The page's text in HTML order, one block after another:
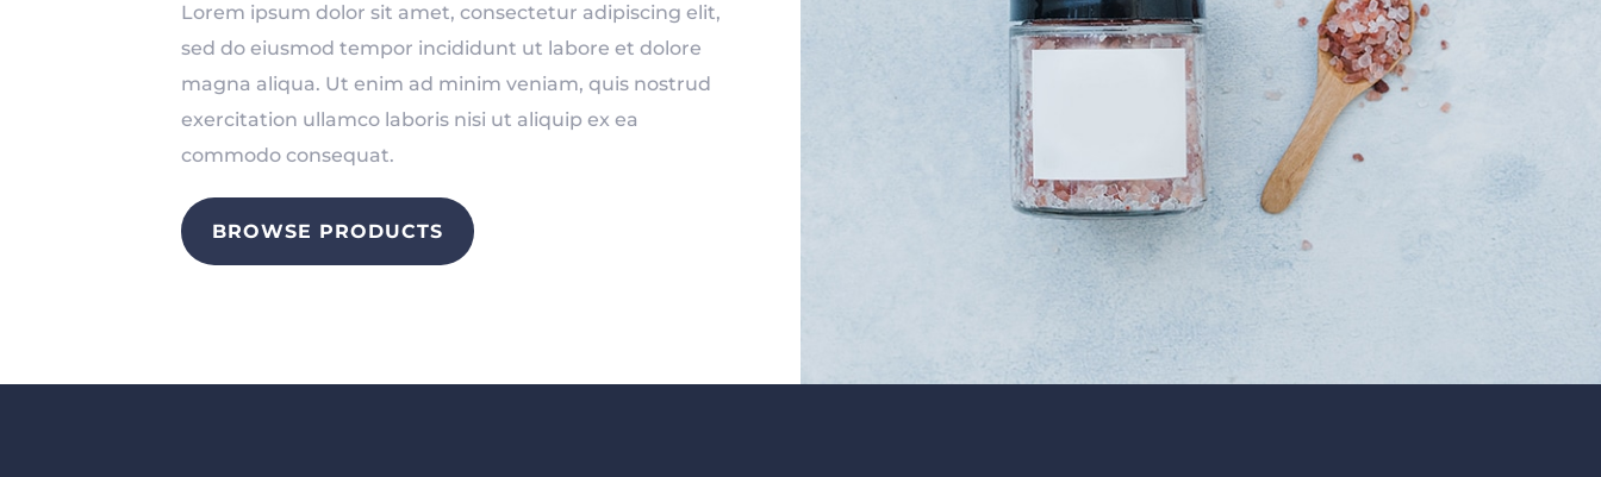
Lorem ipsum dolor sit amet, consectetur adipiscing elit,
sed do eiusmod tempor incididunt ut labore et dolore
magna aliqua. Ut enim ad minim veniam, quis nostrud
exercitation ullamco laboris nisi ut aliquip ex ea
commodo consequat.
BROWSE PRODUCTS